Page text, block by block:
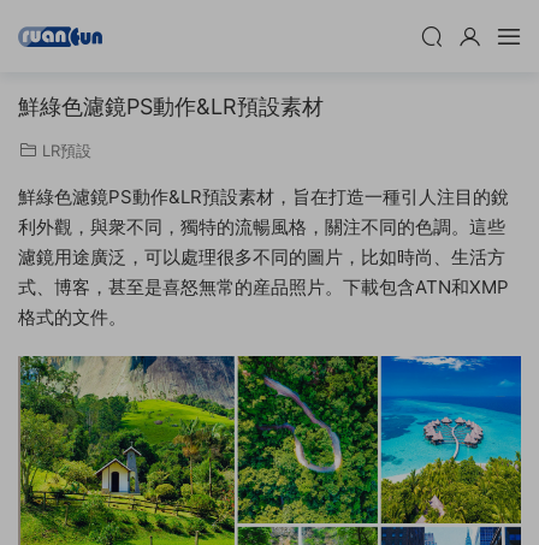
鮮綠色濾鏡PS動作&LR預設素材
LR預設
鮮綠色濾鏡PS動作&LR預設素材，旨在打造一種引人注目的銳
利外觀，與衆不同，獨特的流暢風格，關注不同的色調。這些
濾鏡用途廣泛，可以處理很多不同的圖片，比如時尚、生活方
式、博客，甚至是喜怒無常的産品照片。下載包含ATN和XMP
格式的文件。